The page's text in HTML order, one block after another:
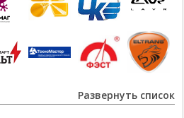
Развернуть список